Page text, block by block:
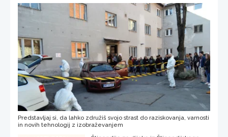
Predstavljaj si, da lahko združiš svojo strast do raziskovanja, varnosti
in novih tehnologij z izobraževanjem